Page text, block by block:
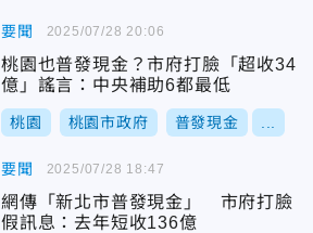
要聞
桃園也普發現金？市府打臉「超收34
億」謠言：中央補助6都最低
桃園 桃園市政府 普發現金
2025/07/28 20:06
要聞
網傳「新北市普發現金」 市府打臉
假訊息：去年短收136億
2025/07/28 18:47